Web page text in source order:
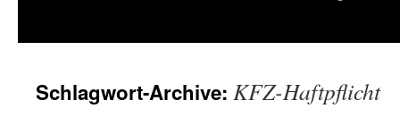
Schlagwort-Archive: KFZ-Haftpflicht